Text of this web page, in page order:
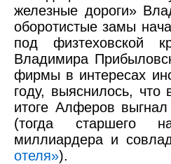
железные дороги»
оборотистые замы
под физтеховской
Владимира
фирмы в интересах
году, выяснилось,
итоге Алферов
(тогда старшего
миллиардера и
отеля»).